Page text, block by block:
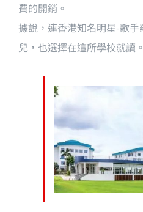
費的開銷。
據說，連香港知名明星-歌
兒，也選擇在這所學校就讀。